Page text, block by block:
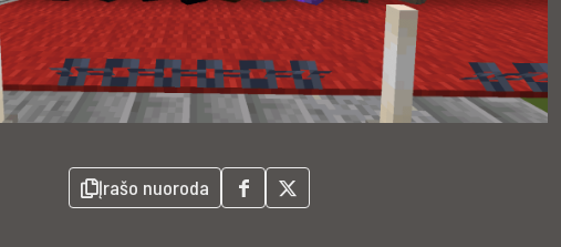
Įrašo nuoroda